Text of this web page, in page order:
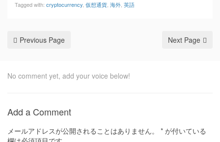
Tagged with: cryptocurrency 仮想通貨 海外 英語
Previous Page Next Page
No comment yet, add your voice below!
Add a Comment
メールアドレスが公開されることはありません。 * が付いている